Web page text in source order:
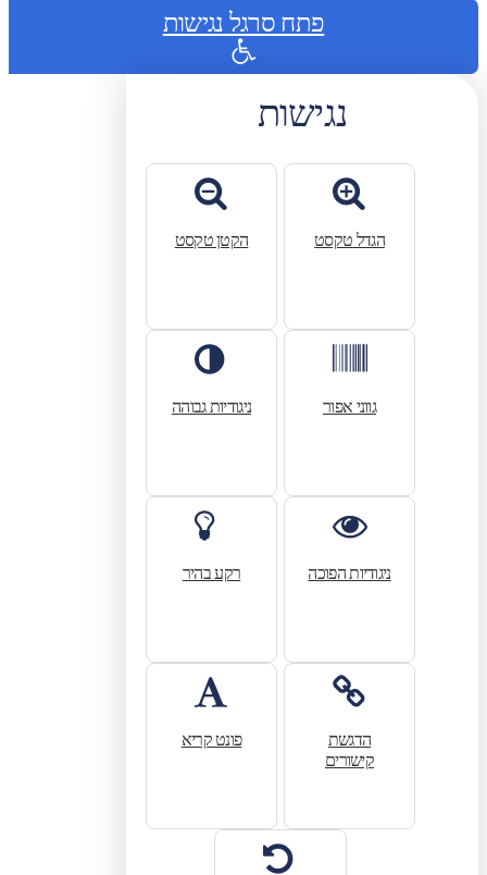
פתח סרגל נגישות
נגישות
הגדל טקסט הקטן טקסט
גווני אפור ניגודיות גבוהה
ניגודיות הפוכה רקע בהיר
הדגשת
קישורים
פונט קריא